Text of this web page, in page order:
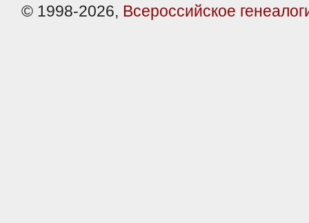
© 1998-2026, Всероссийское